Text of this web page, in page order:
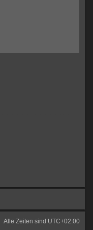
Alle Zeiten sind UTC+02:00